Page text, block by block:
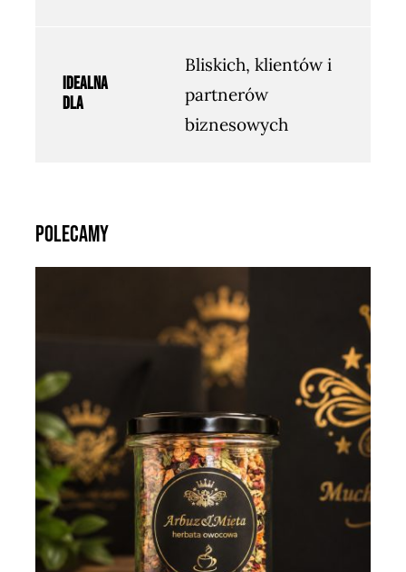
Idealna
dla
Bliskich, klientów i
partnerów
biznesowych
Polecamy